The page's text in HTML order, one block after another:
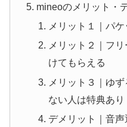
mineoのメリット・
メリット１｜パ
メリット２｜フ
けてもらえる
メリット３｜ゆ
ない人は特典あり
デメリット｜音